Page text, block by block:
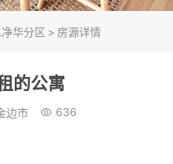
华分区 > 房源详情
的公寓
边市 636